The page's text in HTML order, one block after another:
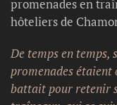
promenades en
hôteliers de
De temps en temps,
promenades étaient
battait pour retenir